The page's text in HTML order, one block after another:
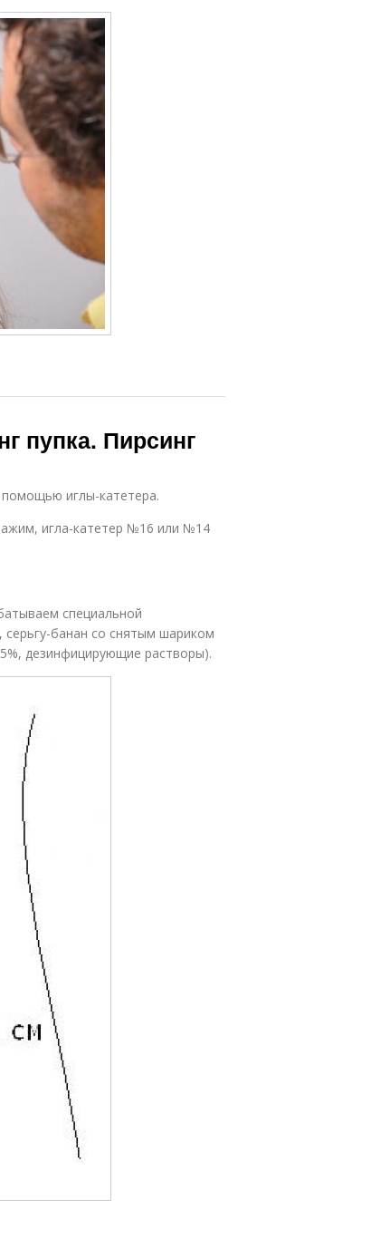
пупка. Пирсинг
помощью иглы-катетера.
игла-катетер №16 или №14
специальной
банан со снятым шариком
дезинфицирующие растворы).